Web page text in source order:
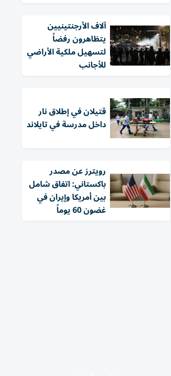
آلاف الأرجنتينيين
يتظاهرون رفضاً
لتسهيل ملكية الأراضي
للأجانب
قتيلان في إطلاق نار
داخل مدرسة في تايلاند
‏رويترز عن مصدر
باكستاني: اتفاق شامل
بين أمريكا وإيران في
غضون 60 يوماً